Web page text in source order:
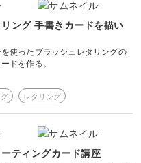
ング 手書きカードを描い
使ったブラッシュレタリングの
ドを作る。
レタリング
ティングカード講座